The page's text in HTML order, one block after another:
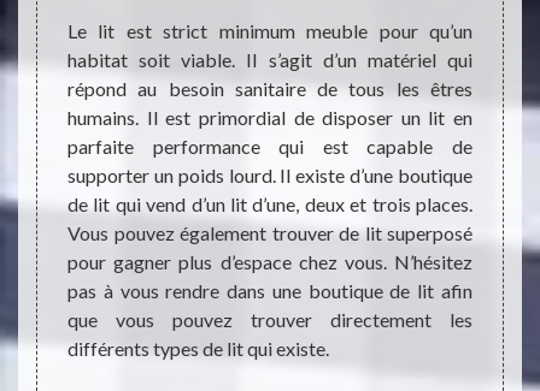
à
très
bon
à
un
site
sont
les
Le lit est strict minimum meuble pour qu’un
habitat soit viable. Il s’agit d’un matériel qui
répond au besoin sanitaire de tous les êtres
humains. Il est primordial de disposer un lit en
parfaite performance qui est capable de
supporter un poids lourd. Il existe d’une boutique
de lit qui vend d’un lit d’une, deux et trois places.
Vous pouvez également trouver de lit superposé
pour gagner plus d’espace chez vous. N’hésitez
pas à vous rendre dans une boutique de lit afin
que vous pouvez trouver directement les
différents types de lit qui existe.
Dès
que
sont
lit